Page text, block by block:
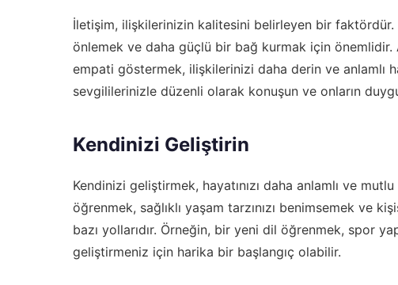
İletişim, ilişkilerinizin kalitesini belirleyen bir faktördür.
önlemek ve daha güçlü bir bağ kurmak için önemlidir.
empati göstermek, ilişkilerinizi daha derin ve anlamlı
sevgililerinizle düzenli olarak konuşun ve onların
Kendinizi Geliştirin
Kendinizi geliştirmek, hayatınızı daha anlamlı ve
öğrenmek, sağlıklı yaşam tarzınızı benimsemek ve
bazı yollarıdır. Örneğin, bir yeni dil öğrenmek, spor
geliştirmeniz için harika bir başlangıç olabilir.